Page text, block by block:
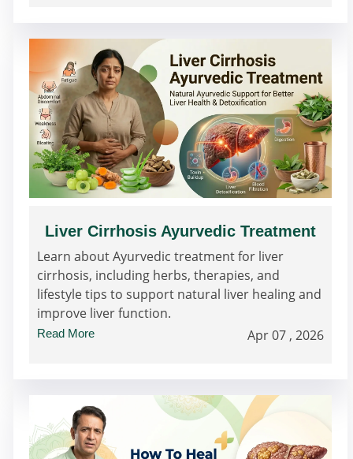
Liver Cirrhosis Ayurvedic Treatment
Learn about Ayurvedic treatment for liver
cirrhosis, including herbs, therapies, and
lifestyle tips to support natural liver healing and
improve liver function.
Read More Apr 07 , 2026